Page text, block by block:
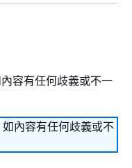
容有任何歧義或不一
內容有任何歧義或不